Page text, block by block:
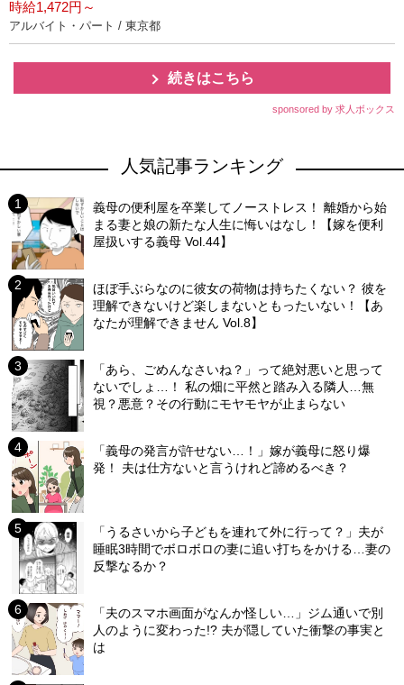
時給1,472円～
アルバイト・パート / 東京都
続きはこちら
sponsored by 求人ボックス
人気記事ランキング
義母の便利屋を卒業してノーストレス！ 離婚から始
まる妻と娘の新たな人生に悔いはなし！【嫁を便利
屋扱いする義母 Vol.44】
ほぼ手ぶらなのに彼女の荷物は持ちたくない？ 彼を
理解できないけど楽しまないともったいない！【あ
なたが理解できません Vol.8】
「あら、ごめんなさいね？」って絶対悪いと思って
ないでしょ…！ 私の畑に平然と踏み入る隣人…無
視？悪意？その行動にモヤモヤが止まらない
「義母の発言が許せない…！」嫁が義母に怒り爆
発！ 夫は仕方ないと言うけれど諦めるべき？
「うるさいから子どもを連れて外に行って？」夫が
睡眠3時間でボロボロの妻に追い打ちをかける…妻の
反撃なるか？
「夫のスマホ画面がなんか怪しい…」ジム通いで別
人のように変わった!? 夫が隠していた衝撃の事実と
は